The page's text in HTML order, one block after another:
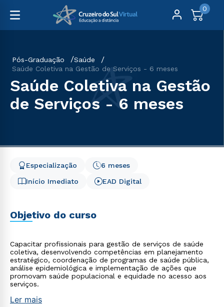
0
Pós-Graduação
Saúde
Saúde Coletiva na Gestão de Serviços - 6 meses
Saúde Coletiva na Gestão
de Serviços - 6 meses
Início Imediato
6 meses
Especialização
EAD Digital
Objetivo do curso
Capacitar profissionais para gestão de serviços de saúde
coletiva, desenvolvendo competências em planejamento
estratégico, coordenação de programas de saúde pública,
análise epidemiológica e implementação de ações que
promovam saúde populacional e equidade no acesso aos
serviços.
Ler mais